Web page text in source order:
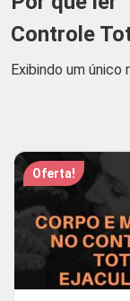
Controle
Exibindo um único
Oferta!